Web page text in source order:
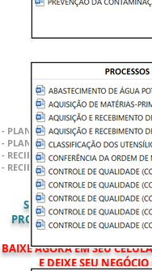
PLANILHAS E
- PLANILHA DE CONTROLE
- PLANILHA FLUXO DE CAIXA
- RECIBO DE PAGAMENTO
- RECIBO DE REEMBOLSO
SÃO173DOCUMENTOS
PRONTOS PARA USO,
BAIXE AGORA EM SEU
E DEIXE SEU